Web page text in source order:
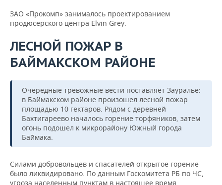
ЗАО «Прокомп» занималось проектированием
продюсерского центра Elvin Grey.
ЛЕСНОЙ ПОЖАР В
БАЙМАКСКОМ РАЙОНЕ
Очередные тревожные вести поставляет Зауралье:
в Баймакском районе произошел лесной пожар
площадью 10 гектаров. Рядом с деревней
Бахтигареево началось горение торфяников, затем
огонь подошел к микрорайону Южный города
Баймака.
Силами добровольцев и спасателей открытое горение
было ликвидировано. По данным Госкомитета РБ по ЧС,
угроза населенным пунктам в настоящее время